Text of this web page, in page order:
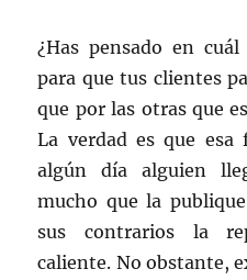
¿Has pensado en
para que tus clientes
que por las otras que
La verdad es que
algún día alguien
mucho que la
sus contrarios la
caliente. No obstante,